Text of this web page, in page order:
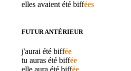
elles avaient été biffées
FUTUR ANTÉRIEUR
j'aurai été biffée
tu auras été biffée